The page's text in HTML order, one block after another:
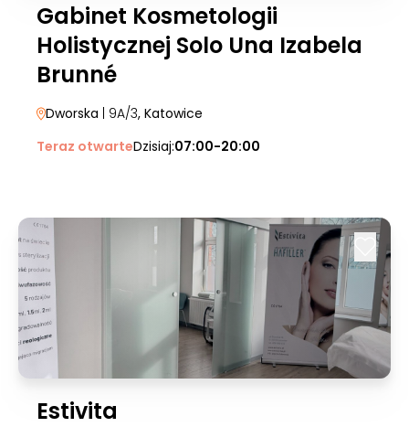
Gabinet Kosmetologii
Holistycznej Solo Una Izabela
Brunné
Dworska | 9A/3, Katowice
Teraz otwarteDzisiaj:07:00-20:00
Estivita